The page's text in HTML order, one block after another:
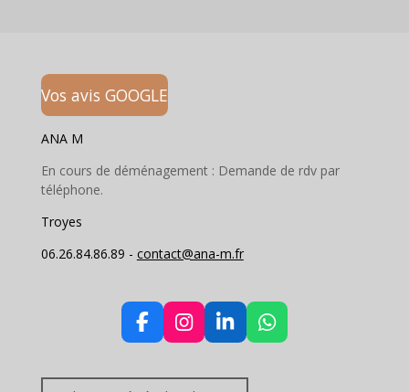
Vos avis GOOGLE
ANA M
En cours de déménagement : Demande de rdv par
téléphone.
Troyes
06.26.84.86.89 - contact@ana-m.fr
F
a
e
I
n
t
L
i
k
W
h